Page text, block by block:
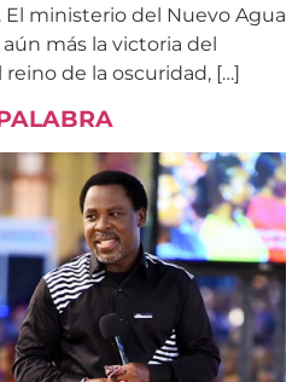
El ministerio del Nuevo Agua
más la victoria del
de la oscuridad, […]